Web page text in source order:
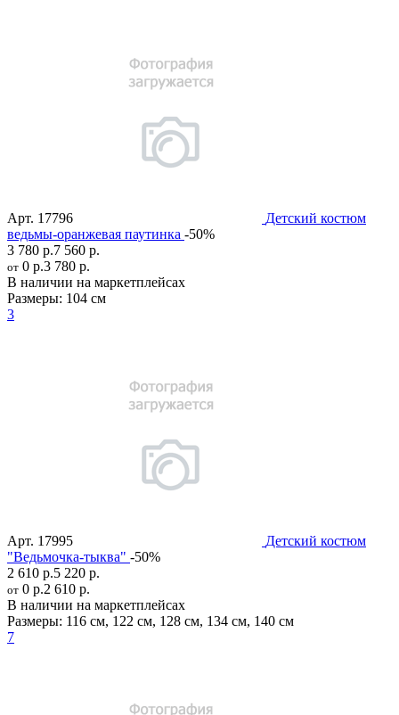
Арт. 17796
Детский костюм
ведьмы-оранжевая паутинка -50%
3 780 р.7 560 р.
от 0 р.3 780 р.
В наличии на маркетплейсах
Размеры: 104 см
3
Арт. 17995
Детский костюм
"Ведьмочка-тыква" -50%
2 610 р.5 220 р.
от 0 р.2 610 р.
В наличии на маркетплейсах
Размеры: 116 см, 122 см, 128 см, 134 см, 140 см
7